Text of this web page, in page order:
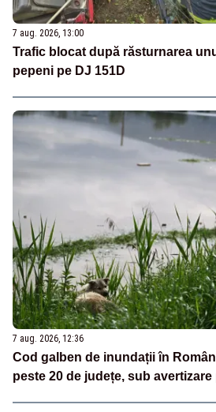
7 aug. 2026, 13:00
Trafic blocat după răsturnarea
pepeni pe DJ 151D
7 aug. 2026, 12:36
Cod galben de inundații în
peste 20 de județe, sub